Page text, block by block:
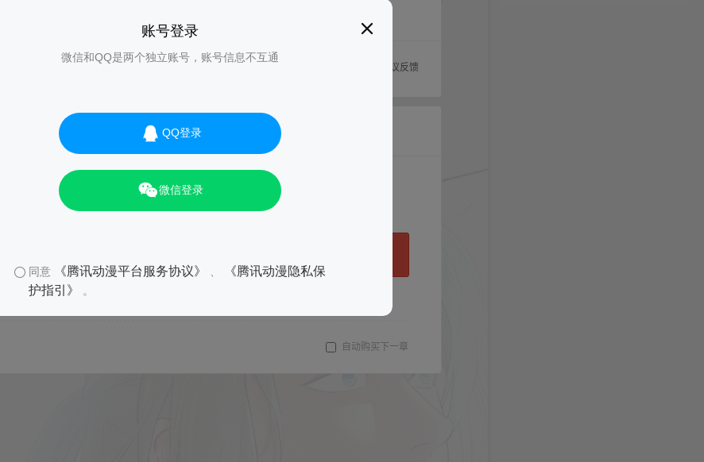
账号登录
微信和QQ是两个独立账号，账号信息不互通
QQ登录
微信登录
同意 《腾讯动漫平台服务协议》
《腾讯动漫隐私保
护指引》
。